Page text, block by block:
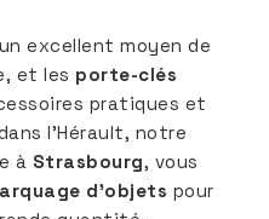
excellent moyen de
et les porte-clés
pratiques et
l’Hérault, notre
à Strasbourg, vous
d’objets pour